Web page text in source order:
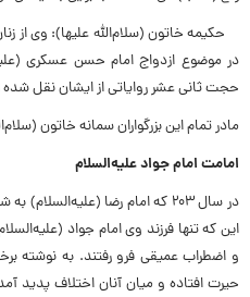
حکیمه خاتون (سلام‌الله علیها): وى از
در موضوع ازدواج امام حسن عسکرى
حجت ثانى عشر روایاتى از ایشان نقل
مادر تمام این بزرگواران سمانه خاتون
امامت امام جواد علیه‌السلام‌
در سال ۲۰۳ که امام رضا
این که تنها فرزند وى امام جواد
و اضطراب عمیقى فرو رفتند. به نوشته
حیرت افتاده و میان آنان اختلاف پدید